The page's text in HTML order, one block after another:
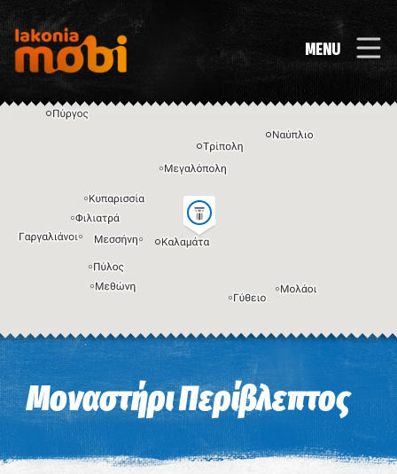
MENU
Η εικόνα ενδέχεται να υπόκειται σε πνευματικά δικαιώματα Όροι
Μοναστήρι Περίβλεπτος